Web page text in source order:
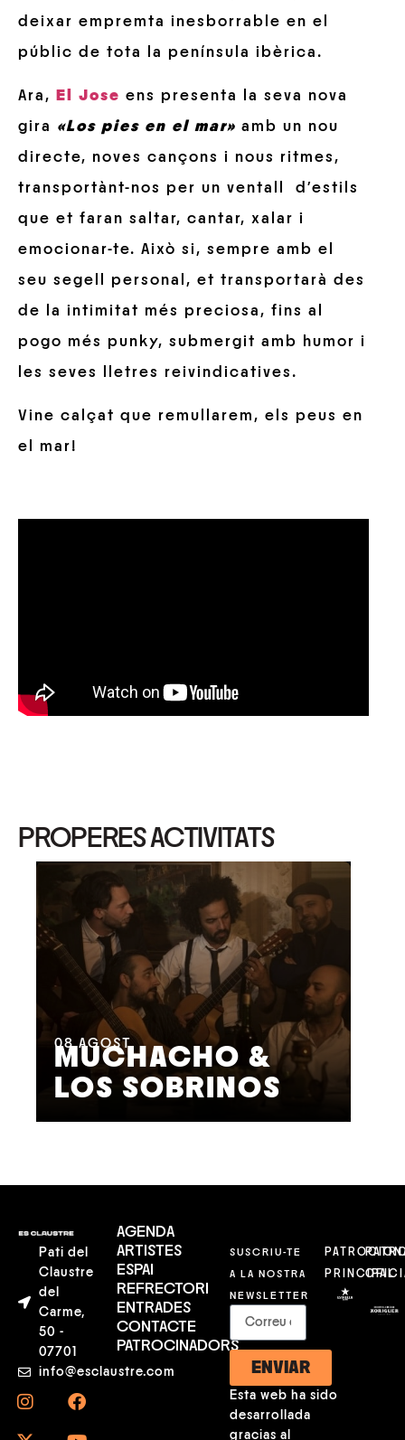
deixar empremta inesborrable en el
públic de tota la península ibèrica.
Ara, El Jose ens presenta la seva nova
gira «Los pies en el mar» amb un nou
directe, noves cançons i nous ritmes,
transportànt-nos per un ventall d’estils
que et faran saltar, cantar, xalar i
emocionar-te. Això si, sempre amb el
seu segell personal, et transportarà des
de la intimitat més preciosa, fins al
pogo més punky, submergit amb humor i
les seves lletres reivindicatives.
Vine calçat que remullarem, els peus en
el mar!
PROPERES ACTIVITATS
08 AGOST
MUCHACHO &
LOS SOBRINOS
Pati del
Claustre
del
Carme,
50 -
07701
info@esclaustre.com
AGENDA
ARTISTES
ESPAI
REFRECTORI
ENTRADES
CONTACTE
PATROCINADORS
SUSCRIU-TE
A LA NOSTRA
NEWSLETTER
ENVIAR
Esta web ha sido
desarrollada
gracias al
PRINCIPAL